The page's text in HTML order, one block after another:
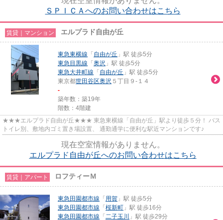
ＳＰＩＣＡへのお問い合わせはこちら
賃貸｜マンション エルプラド自由が丘
東急東横線 「 自由が丘 」駅 徒歩5分
東急目黒線 「 奥沢 」駅 徒歩5分
東急大井町線 「 自由が丘 」駅 徒歩5分
東京都世田谷区奥沢 ５丁目９-１４
-
築年数：築19年
階数：4階建
★★★エルプラド自由が丘★★★ 東急東横線「自由が丘」駅より徒歩５分！ バス
トイレ別、敷地内ゴミ置き場設置、 通勤通学に便利な駅近マンションです♪
現在空室情報がありません。
エルプラド自由が丘へのお問い合わせはこちら
賃貸｜アパート ロフティーＭ
東急田園都市線 「 用賀 」駅 徒歩5分
東急田園都市線 「 桜新町 」駅 徒歩16分
東急田園都市線 「 二子玉川 」駅 徒歩29分